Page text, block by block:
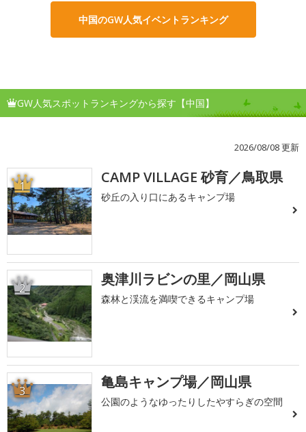
中国のGW人気イベントランキング
GW人気スポットランキングから探す【中国】
2026/08/08 更新
1 CAMP VILLAGE 砂育／鳥取県
砂丘の入り口にあるキャンプ場
2 奥津川ラビンの里／岡山県
森林と渓流を満喫できるキャンプ場
3 亀島キャンプ場／岡山県
公園のようなゆったりしたやすらぎの空間